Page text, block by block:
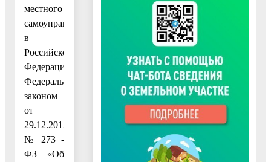
местного
самоуправления
в
Российской
Федерации»,
Федеральным
законом
от
29.12.2012
№ 273 -
ФЗ «Об